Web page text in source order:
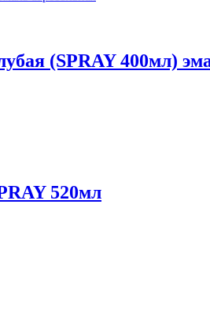
(SPRAY 400мл)
520мл